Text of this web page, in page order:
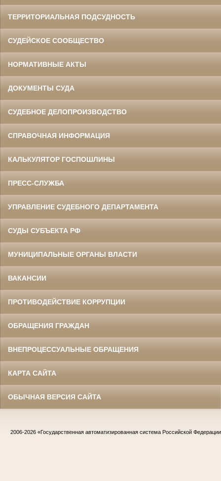
ТЕРРИТОРИАЛЬНАЯ ПОДСУДНОСТЬ
СУДЕЙСКОЕ СООБЩЕСТВО
НОРМАТИВНЫЕ АКТЫ
ДОКУМЕНТЫ СУДА
СУДЕБНОЕ ДЕЛОПРОИЗВОДСТВО
СПРАВОЧНАЯ ИНФОРМАЦИЯ
КАЛЬКУЛЯТОР ГОСПОШЛИНЫ
ПРЕСС-СЛУЖБА
УПРАВЛЕНИЕ СУДЕБНОГО ДЕПАРТАМЕНТА
СУДЫ СУБЪЕКТА РФ
МУНИЦИПАЛЬНЫЕ ОРГАНЫ ВЛАСТИ
ВАКАНСИИ
ПРОТИВОДЕЙСТВИЕ КОРРУПЦИИ
ОБРАЩЕНИЯ ГРАЖДАН
ВНЕПРОЦЕССУАЛЬНЫЕ ОБРАЩЕНИЯ
КАРТА САЙТА
ОБЫЧНАЯ ВЕРСИЯ САЙТА
2006-2026 «Государственная автоматизированная система Российской